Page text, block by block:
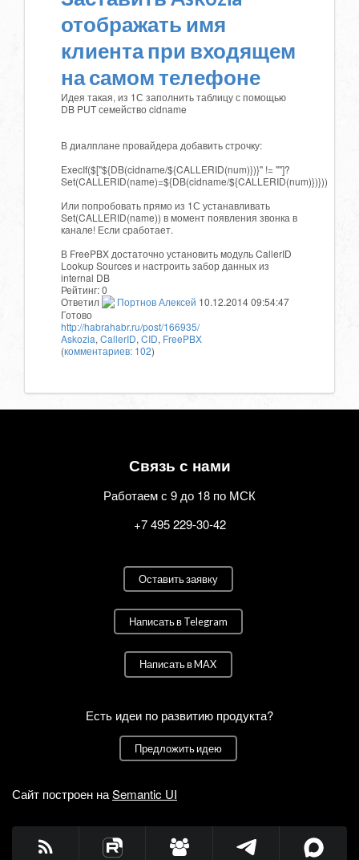
отображать имя
клиента при входящем
на самом телефоне
Идея такая, из 1С заполнить таблицу с помощью
DB PUT семейство cidname
В диалплане провайдера добавить строчку:
ExecIf($["${DB(cidname/${CALLERID(num)})}" != ""]?
Set(CALLERID(name)=${DB(cidname/${CALLERID(num)})}))
Или попробовать прямо из 1С устанавливать
Set(CALLERID(name)) в момент появления звонка в
канале! Если сработает.
В FreePBX достаточно установить модуль CallerID
Lookup Sources и настроить забор данных из
internal DB
Рейтинг:0
Ответил
Портнов Алексей 10.12.2014 09:54:47
Готово
http://habrahabr.ru/post/166935/
Askozia, CallerID, CID, FreePBX
(комментариев: 102)
Связь с нами
Работаем с 9 до 18 по МСК
+7 495 229-30-42
Оставить заявку
Написать в Telegram
Написать в MAX
Есть идеи по развитию продукта?
Предложить идею
Сайт построен наSemantic UI